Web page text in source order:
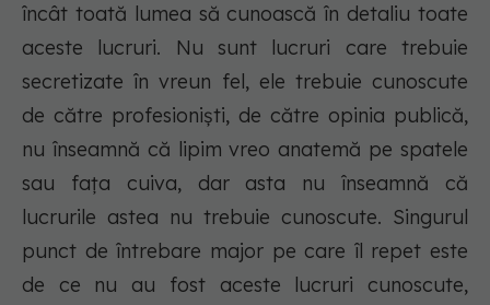
încât toată lumea să cunoască în detaliu toate
aceste lucruri. Nu sunt lucruri care trebuie
secretizate în vreun fel, ele trebuie cunoscute
de către profesioniști, de către opinia publică,
nu înseamnă că lipim vreo anatemă pe spatele
sau fața cuiva, dar asta nu înseamnă că
lucrurile astea nu trebuie cunoscute. Singurul
punct de întrebare major pe care îl repet este
de ce nu au fost aceste lucruri cunoscute,